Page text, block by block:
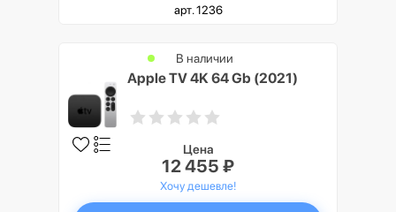
арт. 1236
Apple TV 4K 64 Gb (2021)
В наличии
Цена
12 455 ₽
Хочу дешевле!